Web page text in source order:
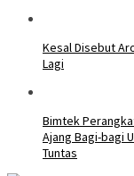
Kesal Disebut
Lagi
Bimtek
Ajang Bagi-bagi
Tuntas